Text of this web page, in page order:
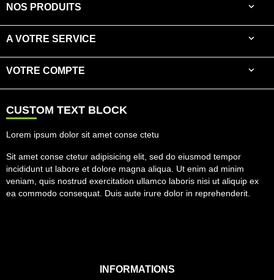
NOS PRODUITS 
A VOTRE SERVICE 
VOTRE COMPTE 
CUSTOM TEXT BLOCK
Lorem ipsum dolor sit amet conse ctetu
Sit amet conse ctetur adipisicing elit, sed do eiusmod tempor
incididunt ut labore et dolore magna aliqua. Ut enim ad minim
veniam, quis nostrud exercitation ullamco laboris nisi ut aliquip ex
ea commodo consequat. Duis aute irure dolor in reprehenderit.
INFORMATIONS